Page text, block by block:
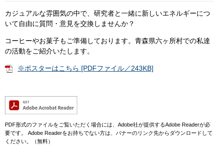
カジュアルな雰囲気の中で、研究者と一緒に新しいエネルギーにつ
いて自由に質問・意見を交換しませんか？
コーヒーやお菓子もご準備しております。青森県六ヶ所村での私達
の活動をご紹介いたします。
※ポスターはこちら [PDFファイル／243KB]
PDF形式のファイルをご覧いただく場合には、Adobe社が提供するAdobe Readerが必
要です。
Adobe Readerをお持ちでない方は、バナーのリンク先からダウンロードして
ください。（無料）